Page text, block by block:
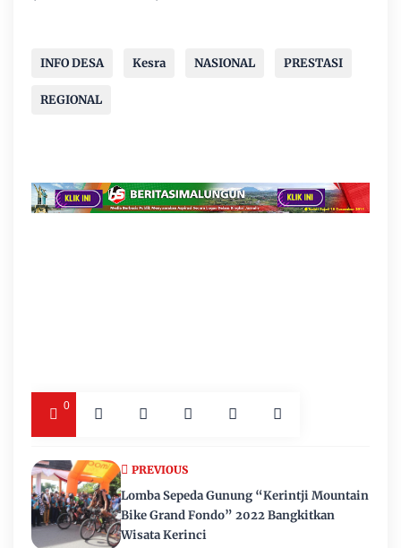
INFO DESA Kesra NASIONAL PRESTASI
REGIONAL
0
PREVIOUS
Lomba Sepeda Gunung “Kerintji Mountain
Bike Grand Fondo” 2022 Bangkitkan
Wisata Kerinci